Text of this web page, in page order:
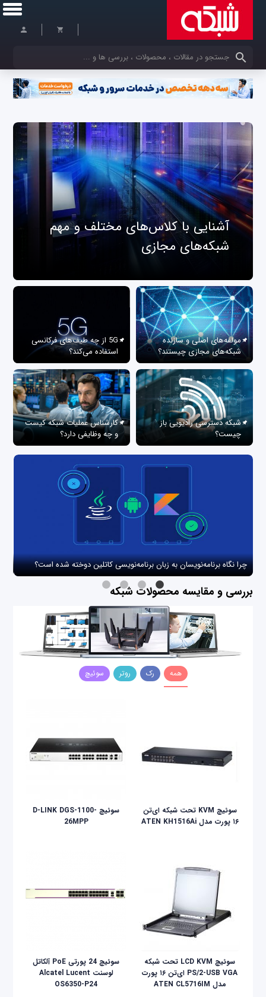
کلمات کلیدی خود را وارد کنید
آشنایی با کلاس‌های مختلف و مهم
شبکه‌های مجازی
مولفه‌های اصلی و سازنده
شبکه‌های مجازی چیستند؟
5G از چه طیف‌های فرکانسی
استفاده می‌کند؟
شبکه دسترسی رادیویی باز
چیست؟
کارشناس عملیات شبکه کیست
و چه وظایفی دارد؟
چرا نگاه برنامه‌نویسان به زبان برنامه‌نویسی کاتلین دوخته شده است؟
بررسی و مقایسه محصولات شبکه
همه رک روتر سوئیچ
سوئیچ KVM تحت شبکه ای‌تن
۱۶ پورت مدل ATEN KH1516Ai
سوئیچ D-LINK DGS-1100-
26MPP
سوئيچ LCD KVM تحت شبکه
PS/2-USB VGA ای‌تن ۱۶ پورت
مدل ATEN CL5716IM
سوئیچ 24 پورتی PoE آلکاتل
لوسنت Alcatel Lucent
OS6350-P24